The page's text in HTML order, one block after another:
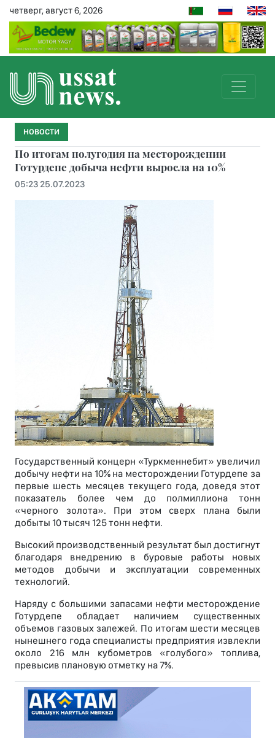
четверг, август 6, 2026
НОВОСТИ
По итогам полугодия на месторождении
Готурдепе добыча нефти выросла на 10%
05:23 25.07.2023
Государственный концерн «Туркменнебит» увеличил
добычу нефти на 10% на месторождении Готурдепе за
первые шесть месяцев текущего года, доведя этот
показатель более чем до полмиллиона тонн
«черного золота». При этом сверх плана были
добыты 10 тысяч 125 тонн нефти.
Высокий производственный результат был достигнут
благодаря внедрению в буровые работы новых
методов добычи и эксплуатации современных
технологий.
Наряду с большими запасами нефти месторождение
Готурдепе обладает наличием существенных
объемов газовых залежей. По итогам шести месяцев
нынешнего года специалисты предприятия извлекли
около 216 млн кубометров «голубого» топлива,
превысив плановую отметку на 7%.